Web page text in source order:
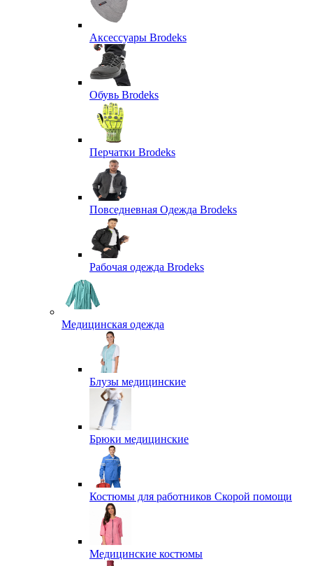
Аксессуары Brodeks
Обувь Brodeks
Перчатки Brodeks
Повседневная Одежда Brodeks
Рабочая одежда Brodeks
Медицинская одежда
Блузы медицинские
Брюки медицинские
Костюмы для работников Скорой помощи
Медицинские костюмы